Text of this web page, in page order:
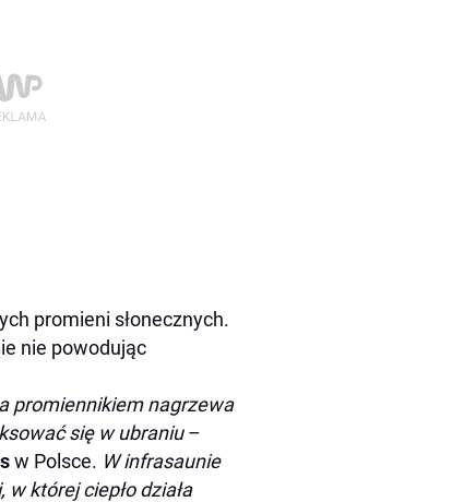
promieni słonecznych.
nie powodując
promiennikiem nagrzewa
się w ubraniu–
w Polsce. W infrasaunie
której ciepło działa